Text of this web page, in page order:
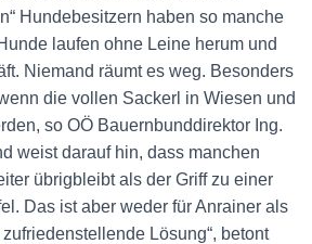
Hundebesitzern haben so manche
laufen ohne Leine herum und
Niemand räumt es weg. Besonders
die vollen Sackerl in Wiesen und
so OÖ Bauernbunddirektor Ing.
weist darauf hin, dass manchen
übrigbleibt als der Griff zu einer
Das ist aber weder für Anrainer als
Lösung“, betont